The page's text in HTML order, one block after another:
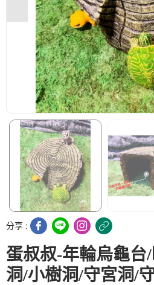
分享 :
蛋叔叔-年輪烏龜台
洞/小樹洞/守宮洞/